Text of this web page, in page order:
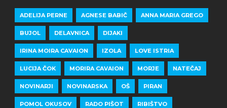
ADELIJA PERNE AGNESE BABIČ ANNA MARIA GREGO
BUJOL DELAVNICA DIJAKI
IRINA MOIRA CAVAION IZOLA LOVE ISTRIA
LUCIJA ČOK MORIRA CAVAION MORJE NATEČAJ
NOVINARJI NOVINARSKA OŠ PIRAN
POMOL OKUSOV RADO PIŠOT RIBIŠTVO